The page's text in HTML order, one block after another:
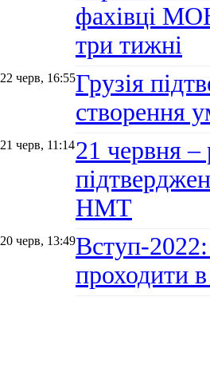
фахівці
три тижні
22 черв, 16:55Грузія
створення
21 черв, 11:1421 червня –
НМТ
20 черв, 13:49Вступ-
проходити в